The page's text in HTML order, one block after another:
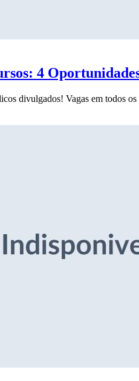
4
divulgados! Vagas em todos